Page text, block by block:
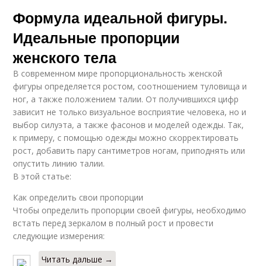
Формула идеальной фигуры.
Идеальные пропорции
женского тела
В современном мире пропорциональность женской
фигуры определяется ростом, соотношением туловища и
ног, а также положением талии. От получившихся цифр
зависит не только визуальное восприятие человека, но и
выбор силуэта, а также фасонов и моделей одежды. Так,
к примеру, с помощью одежды можно скорректировать
рост, добавить пару сантиметров ногам, приподнять или
опустить линию талии.
В этой статье:
Как определить свои пропорции
Чтобы определить пропорции своей фигуры, необходимо
встать перед зеркалом в полный рост и провести
следующие измерения:
Читать дальше →